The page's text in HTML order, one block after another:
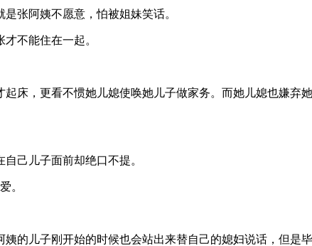
张阿姨不愿意，怕被姐妹笑话。
不能住在一起。
床，更看不惯她儿媳使唤她儿子做家务。而她儿媳也嫌弃
己儿子面前却绝口不提。
。
的儿子刚开始的时候也会站出来替自己的媳妇说话，但是